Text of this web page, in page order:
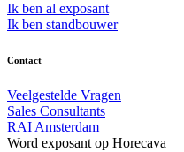
Ik ben al exposant
Ik ben standbouwer
Contact
Veelgestelde Vragen
Sales Consultants
RAI Amsterdam
Word exposant op Horecava